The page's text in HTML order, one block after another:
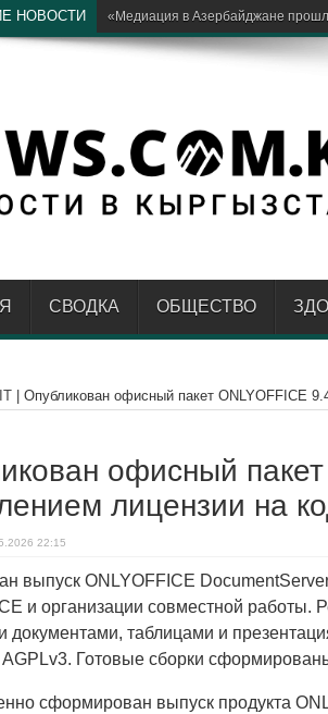
НОВОСТИ Российские военные прибыли в
СВОДКА ОБЩЕСТВО
IT Опубликован офисный пакет ONLYOFFICE
офисный
лицензии на
22:15
выпуск ONLYOFFICE
и организации совместной работы.
документами, таблицами и
AGPLv3. Готовые сборки
сформирован выпуск продукта